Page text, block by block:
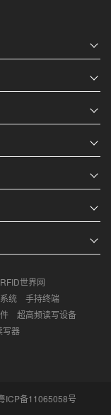
RFID世界网
统
手持终端
超高频读写设备
写器
ICP备11065058号